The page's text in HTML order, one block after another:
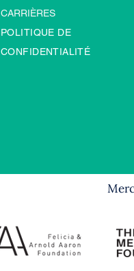
CARRIÈRES
POLITIQUE DE
CONFIDENTIALITÉ